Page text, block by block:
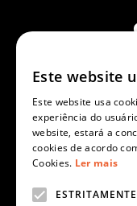
tel
Este website
Este website usa
experiência do
website, estará a
cookies de acordo
Cookies. Ler mais